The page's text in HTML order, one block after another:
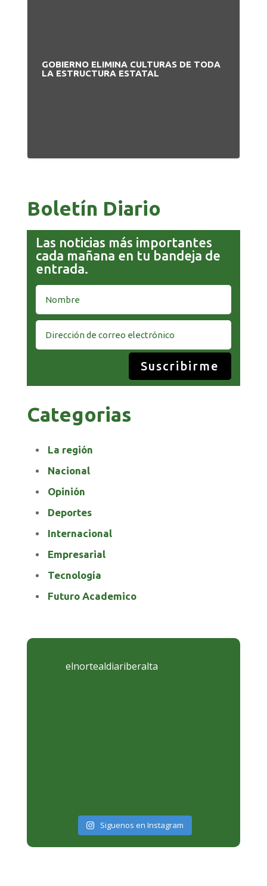
GOBIERNO ELIMINA CULTURAS DE TODA
LA ESTRUCTURA ESTATAL
Boletín Diario
Las noticias más importantes
cada mañana en tu bandeja de
entrada.
Suscribirme
Categorias
La región
Nacional
Opinión
Deportes
Internacional
Empresarial
Tecnología
Futuro Academico
elnortealdiariberalta
Siguenos en Instagram